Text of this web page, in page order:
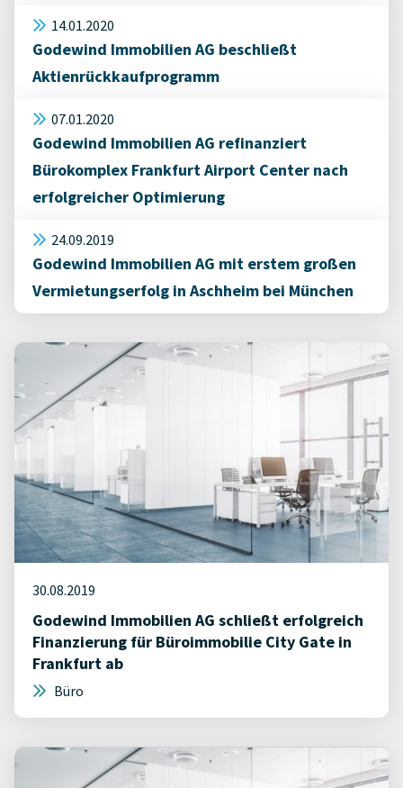
14.01.2020
Godewind Immobilien AG beschließt
Aktienrückkaufprogramm
07.01.2020
Godewind Immobilien AG refinanziert
Bürokomplex Frankfurt Airport Center nach
erfolgreicher Optimierung
24.09.2019
Godewind Immobilien AG mit erstem großen
Vermietungserfolg in Aschheim bei München
30.08.2019
Godewind Immobilien AG schließt erfolgreich
Finanzierung für Büroimmobilie City Gate in
Frankfurt ab
Büro